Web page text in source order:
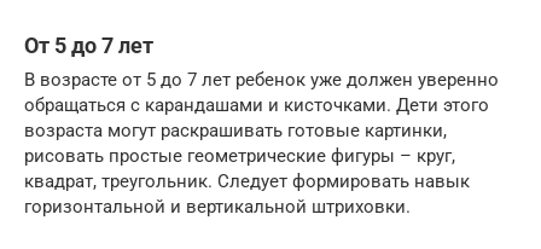
От 5 до 7 лет
В возрасте от 5 до 7 лет ребенок уже должен уверенно
обращаться с карандашами и кисточками. Дети этого
возраста могут раскрашивать готовые картинки,
рисовать простые геометрические фигуры – круг,
квадрат, треугольник. Следует формировать навык
горизонтальной и вертикальной штриховки.